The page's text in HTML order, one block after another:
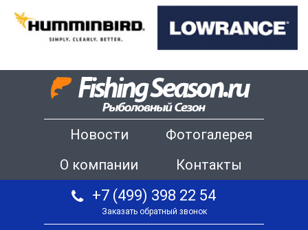
Новости
Фотогалерея
О компании
Контакты
+7 (499) 398 22 54
Заказать обратный звонок